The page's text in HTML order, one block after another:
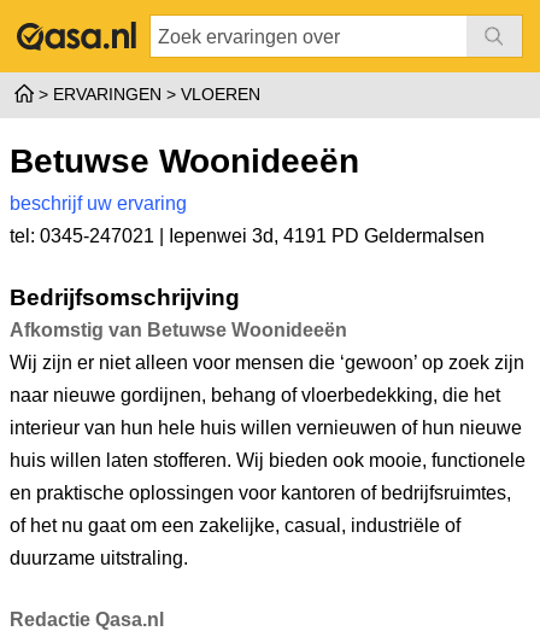
ERVARINGEN VLOEREN
Betuwse Woonideeën
beschrijf uw ervaring
tel: 0345-247021 |
Iepenwei 3d, 4191 PD Geldermalsen
Bedrijfsomschrijving
Afkomstig van Betuwse Woonideeën
Wij zijn er niet alleen voor mensen die ‘gewoon’ op zoek zijn
naar nieuwe gordijnen, behang of vloerbedekking, die het
interieur van hun hele huis willen vernieuwen of hun nieuwe
huis willen laten stofferen. Wij bieden ook mooie, functionele
en praktische oplossingen voor kantoren of bedrijfsruimtes,
of het nu gaat om een zakelijke, casual, industriële of
duurzame uitstraling.
Redactie Qasa.nl